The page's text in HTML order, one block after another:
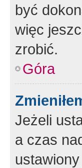
być
więc
zrobić.
Góra
Jeżeli
a czas